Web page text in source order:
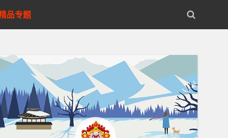
品专题
24小时内从您的存储设备